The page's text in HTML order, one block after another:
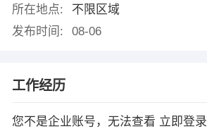
所在地点:
不限区域
发布时间:
08-06
工作经历
您不是企业账号，无法查看 立即登录